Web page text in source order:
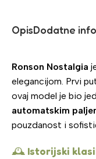
OpisDodatne
Ronson Nostalgia
elegancijom. Prvi
ovaj model je bio
automatskim
pouzdanost i
🕰️ Istorijski